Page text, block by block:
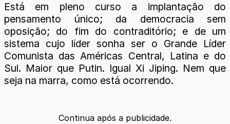
Está em pleno curso a implantação do
pensamento único; da democracia sem
oposição; do fim do contraditório; e de um
sistema cujo líder sonha ser o Grande Líder
Comunista das Américas Central, Latina e do
Sul. Maior que Putin. Igual Xi Jiping. Nem que
seja na marra, como está ocorrendo.
Continua após a publicidade.